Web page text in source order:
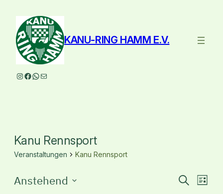
KANU-RING HAMM E.V.
Instagram
Facebook
WhatsApp
E-Mail
Kanu Rennsport
Veranstaltungen Kanu Rennsport
Veranstaltungen SucheListe
Anstehend